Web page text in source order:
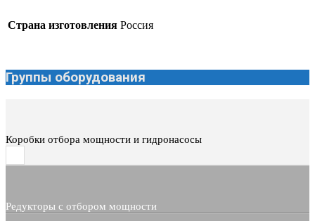
Страна изготовления Россия
Группы оборудования
Коробки отбора мощности и гидронасосы
Редукторы с отбором мощности